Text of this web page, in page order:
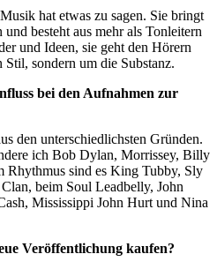
hat etwas zu sagen. Sie bringt
besteht aus mehr als Tonleitern
und Ideen, sie geht den Hörern
sondern um die Substanz.
bei den Aufnahmen zur
den unterschiedlichsten Gründen.
ich Bob Dylan, Morrissey, Billy
Rhythmus sind es King Tubby, Sly
beim Soul Leadbelly, John
Mississippi John Hurt und Nina
Veröffentlichung kaufen?